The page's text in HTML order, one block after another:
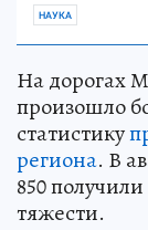
НАУКА
На дорогах
произошло
статистику
региона. В
850
тяжести.